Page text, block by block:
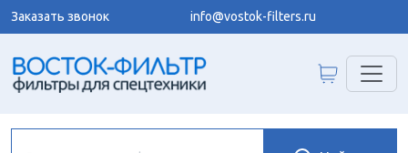
Заказать звонок info@vostok-filters.ru